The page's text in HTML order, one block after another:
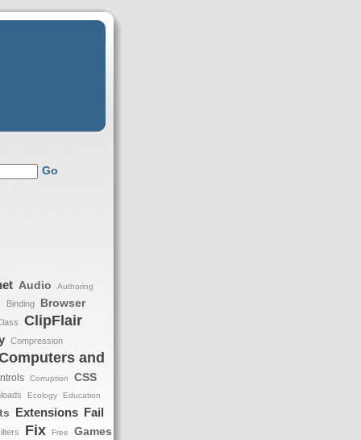
Go
Audio Authoring
Binding Browser
ClipFlair
Compression
and
Corruption CSS
Ecology Education
Extensions Fail
Fix Free Games